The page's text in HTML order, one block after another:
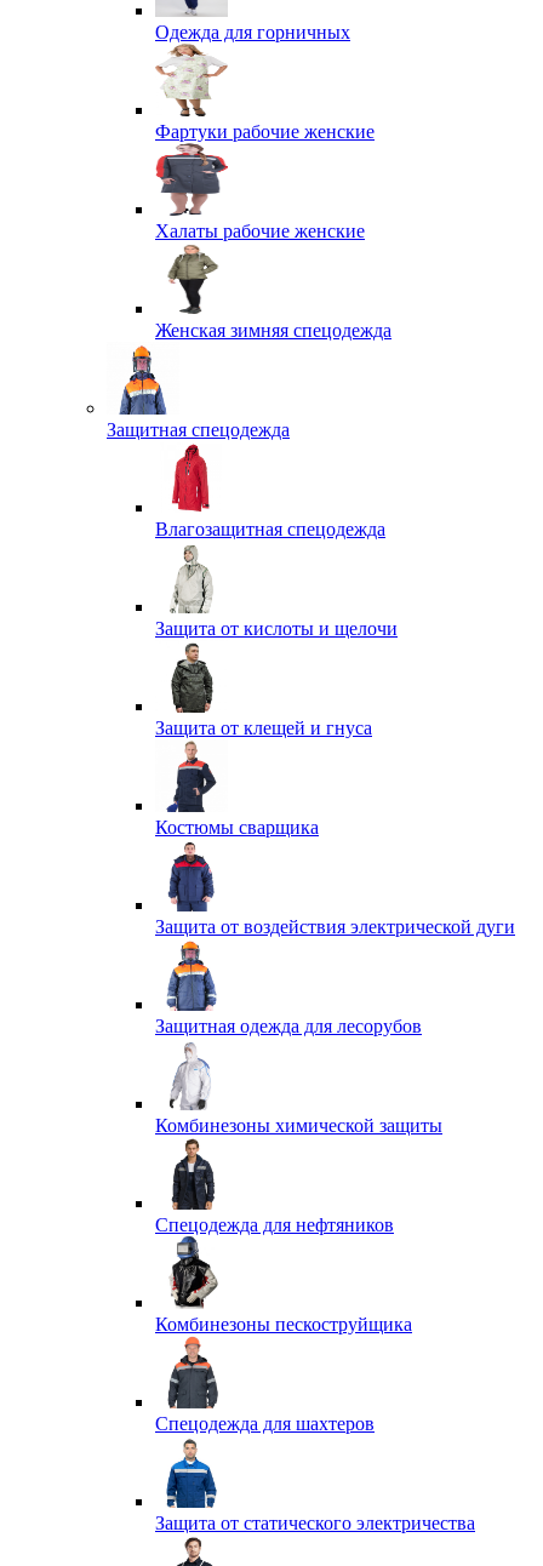
Одежда для горничных
Фартуки рабочие женские
Халаты рабочие женские
Женская зимняя спецодежда
Защитная спецодежда
Влагозащитная спецодежда
Защита от кислоты и щелочи
Защита от клещей и гнуса
Костюмы сварщика
Защита от воздействия электрической дуги
Защитная одежда для лесорубов
Комбинезоны химической защиты
Спецодежда для нефтяников
Комбинезоны пескоструйщика
Спецодежда для шахтеров
Защита от статического электричества